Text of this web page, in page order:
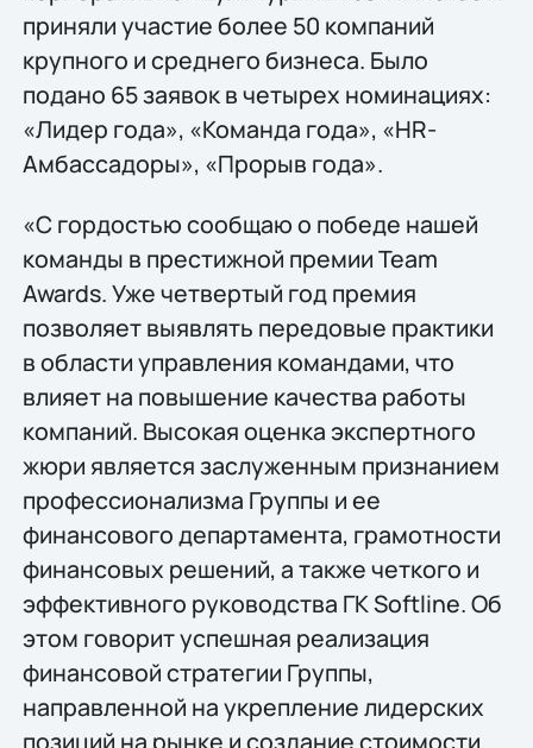
приняли участие более 50 компаний
крупного и среднего бизнеса. Было
подано 65 заявок в четырех номинациях:
«Лидер года», «Команда года», «HR-
Амбассадоры», «Прорыв года».
«С гордостью сообщаю о победе нашей
команды в престижной премии Team
Awards. Уже четвертый год премия
позволяет выявлять передовые практики
в области управления командами, что
влияет на повышение качества работы
компаний. Высокая оценка экспертного
жюри является заслуженным признанием
профессионализма Группы и ее
финансового департамента, грамотности
финансовых решений, а также четкого и
эффективного руководства ГК Softline. Об
этом говорит успешная реализация
финансовой стратегии Группы,
направленной на укрепление лидерских